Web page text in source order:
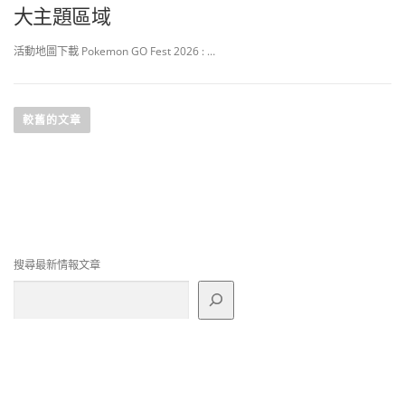
大主題區域
活動地圖下載 Pokemon GO Fest 2026 : …
章
較舊的文章
搜尋最新情報文章